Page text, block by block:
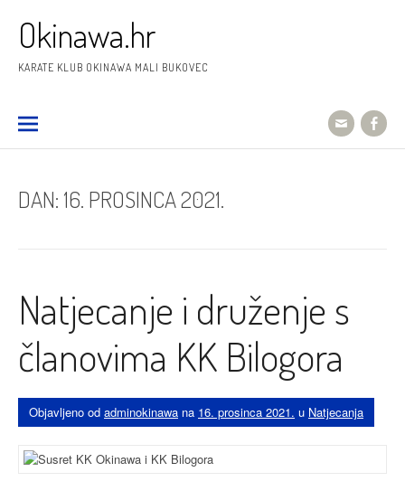
sadržajOkinawa.hr
KARATE KLUB OKINAWA MALI BUKOVEC
DAN: 16. PROSINCA 2021.
Natjecanje i druženje s
članovima KK Bilogora
Objavljeno od adminokinawa na 16. prosinca 2021. u Natjecanja